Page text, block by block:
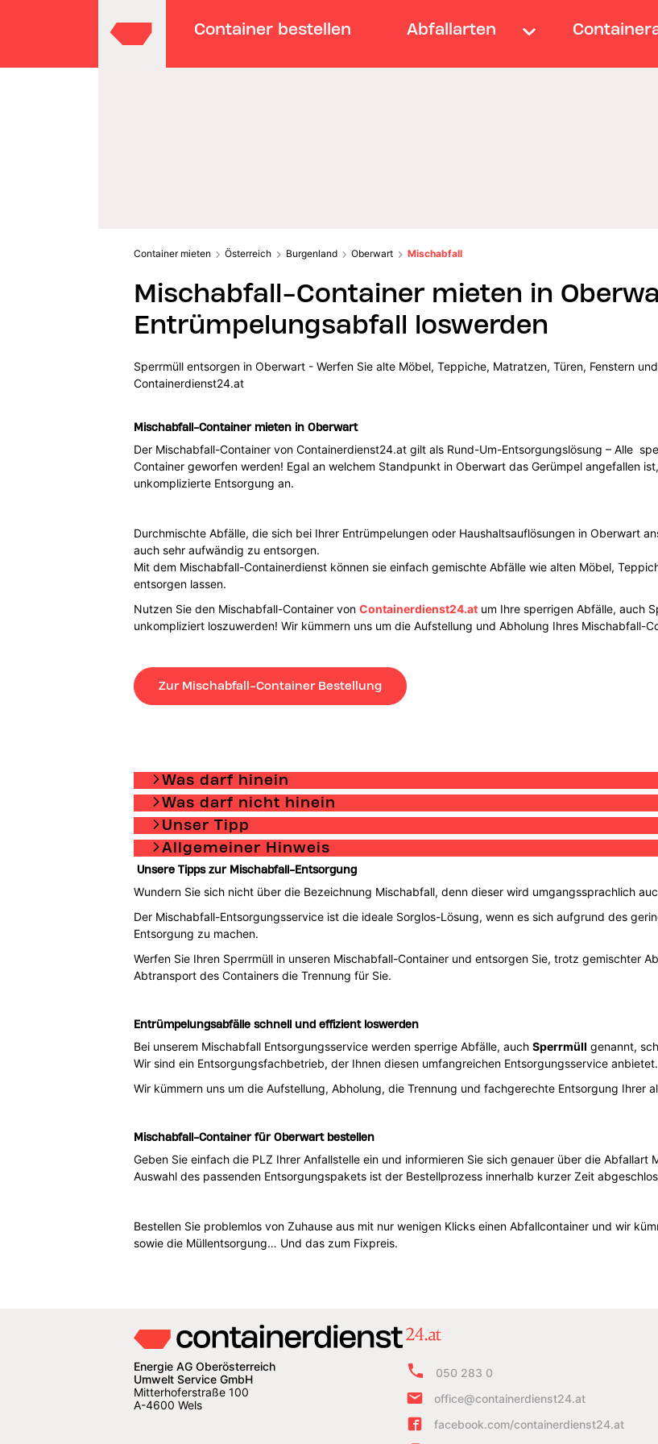
Container bestellen Abfallarten
Container mieten Österreich Burgenland Oberwart Mischabfall
Mischabfall-Container mieten in
Entrümpelungsabfall loswerden
Sperrmüll entsorgen in Oberwart - Werfen Sie alte Möbel, Teppiche, Matratzen, Türen, Fenstern
Containerdienst24.at
Mischabfall-Container mieten in Oberwart
Der Mischabfall-Container von Containerdienst24.at gilt als Rund-Um-Entsorgungslösung – Alle
Container geworfen werden! Egal an welchem Standpunkt in Oberwart das Gerümpel angefallen
unkomplizierte Entsorgung an.
Durchmischte Abfälle, die sich bei Ihrer Entrümpelungen oder Haushaltsauflösungen in Oberwart
auch sehr aufwändig zu entsorgen.
Mit dem Mischabfall-Containerdienst können sie einfach gemischte Abfälle wie alten Möbel,
entsorgen lassen.
Nutzen Sie den Mischabfall-Container von Containerdienst24.atum Ihre sperrigen Abfälle, auch
unkompliziert loszuwerden! Wir kümmern uns um die Aufstellung und Abholung Ihres Mischabfall-
Zur Mischabfall-Container Bestellung
Was darf hinein
Was darf nicht hinein
Unser Tipp
Allgemeiner Hinweis
Unsere Tipps zur Mischabfall-Entsorgung
Wundern Sie sich nicht über die Bezeichnung Mischabfall, denn dieser wird umgangssprachlich
Der Mischabfall-Entsorgungsservice ist die ideale Sorglos-Lösung, wenn es sich aufgrund des
Entsorgung zu machen.
Werfen Sie Ihren Sperrmüll in unseren Mischabfall-Container und entsorgen Sie, trotz gemischter
Abtransport des Containers die Trennung für Sie.
Entrümpelungsabfälle schnell und effizient loswerden
Bei unserem Mischabfall Entsorgungsservice werden sperrige Abfälle, auch Sperrmüll genannt,
Wir sind ein Entsorgungsfachbetrieb, der Ihnen diesen umfangreichen Entsorgungsservice anbietet.
Wir kümmern uns um die Aufstellung, Abholung, die Trennung und fachgerechte Entsorgung Ihrer
Mischabfall-Container für Oberwart bestellen
Geben Sie einfach die PLZ Ihrer Anfallstelle ein und informieren Sie sich genauer über die
Auswahl des passenden Entsorgungspakets ist der Bestellprozess innerhalb kurzer Zeit
Bestellen Sie problemlos von Zuhause aus mit nur wenigen Klicks einen Abfallcontainer und wir
sowie die Müllentsorgung… Und das zum Fixpreis.
Energie AG Oberösterreich
Umwelt Service GmbH
Mitterhoferstraße 100
A-4600 Wels
050 283 0
office@containerdienst24.at
facebook.com/containerdienst24.at